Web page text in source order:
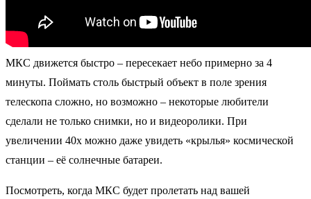
МКС движется быстро – пересекает небо примерно за 4
минуты. Поймать столь быстрый объект в поле зрения
телескопа сложно, но возможно – некоторые любители
сделали не только снимки, но и видеоролики. При
увеличении 40х можно даже увидеть «крылья» космической
станции – её солнечные батареи.
Посмотреть, когда МКС будет пролетать над вашей